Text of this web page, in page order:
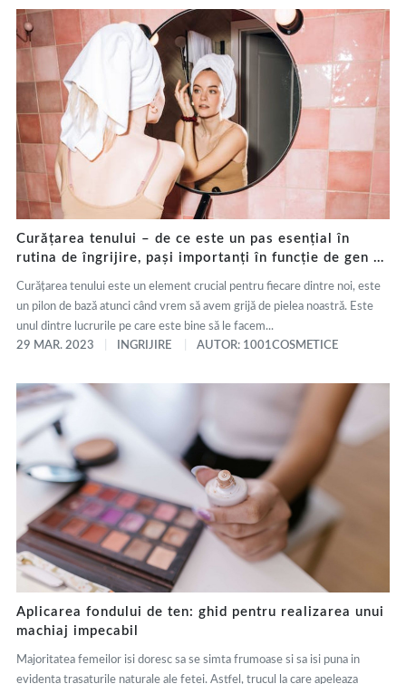
Curățarea tenului – de ce este un pas esențial în
rutina de îngrijire, pași importanți în funcție de gen și
Curățarea tenului este un element crucial pentru fiecare dintre noi, este
un pilon de bază atunci când vrem să avem grijă de pielea noastră. Este
unul dintre lucrurile pe care este bine să le facem...
29 MAR. 2023
INGRIJIRE AUTOR: 1001COSMETICE
Aplicarea fondului de ten: ghid pentru realizarea unui
machiaj impecabil
Majoritatea femeilor isi doresc sa se simta frumoase si sa isi puna in
evidenta trasaturile naturale ale fetei. Astfel, trucul la care apeleaza